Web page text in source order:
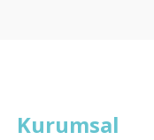
Kurumsal